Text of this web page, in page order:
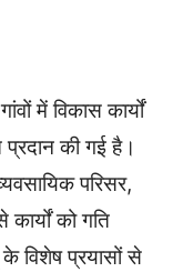
में विकास कार्यों
की गई है।
परिसर,
को गति
के विशेष प्रयासों से